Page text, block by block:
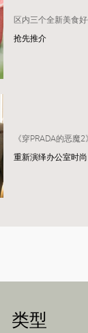
区内三个全新美食
抢先推介
《穿PRADA的恶魔
重新演绎办公室时尚
类型